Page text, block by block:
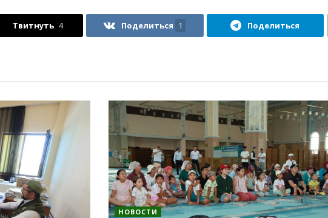
Твитнуть 4 Поделиться 1 Поделиться
НОВОСТИ